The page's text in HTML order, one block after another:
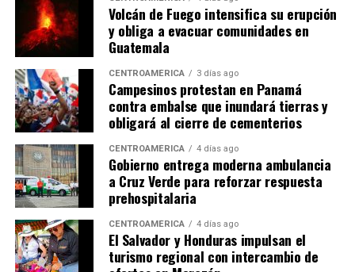
Panamá Pacífico, el turismo, las empresas
multinacionales, las energías renovables, el sector
inmobiliario, el ferrocarril y otras actividades
económicas.
En la misma línea, el exdirector general de Ingresos,
Publio R. Cortés Carvajal, calificó el sistema tributario
panameño como un «archipiélago de exonerados
fiscales», al considerar que numerosos incentivos
permanecen sin evaluaciones sobre su impacto
económico y terminan generando inequidades en la
carga tributaria.
Cortés también señaló que la administración tributaria
Volcán de Fuego intensifica su erupción
y obliga a evacuar comunidades en
Guatemala
CENTROAMÉRICA 3 días ago
Campesinos protestan en Panamá
contra embalse que inundará tierras y
obligará al cierre de cementerios
CENTROAMÉRICA 4 días ago
Gobierno entrega moderna ambulancia
a Cruz Verde para reforzar respuesta
prehospitalaria
CENTROAMÉRICA 4 días ago
El Salvador y Honduras impulsan el
turismo regional con intercambio de